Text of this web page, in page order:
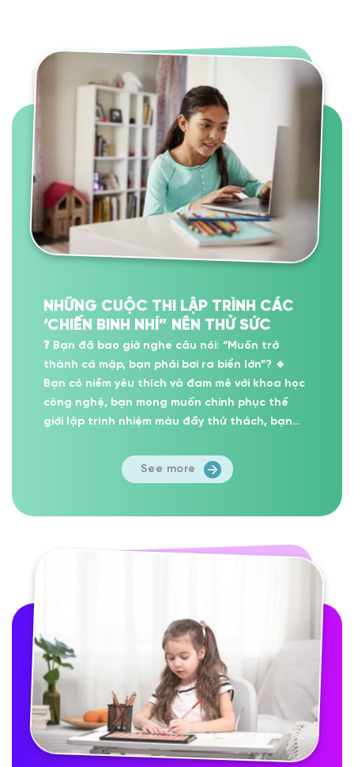
NHỮNG CUỘC THI LẬP TRÌNH CÁC
‘CHIẾN BINH NHÍ” NÊN THỬ SỨC
❓ Bạn đã bao giờ nghe câu nói: “Muốn trở
thành cá mập, bạn phải bơi ra biển lớn”? 🔹
Bạn có niềm yêu thích và đam mê với khoa học
công nghệ, bạn mong muốn chinh phục thế
giới lập trình nhiệm màu đầy thử thách, bạn
See more